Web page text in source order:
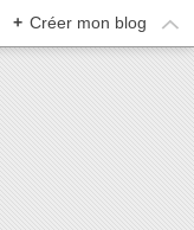
+ Créer mon blog